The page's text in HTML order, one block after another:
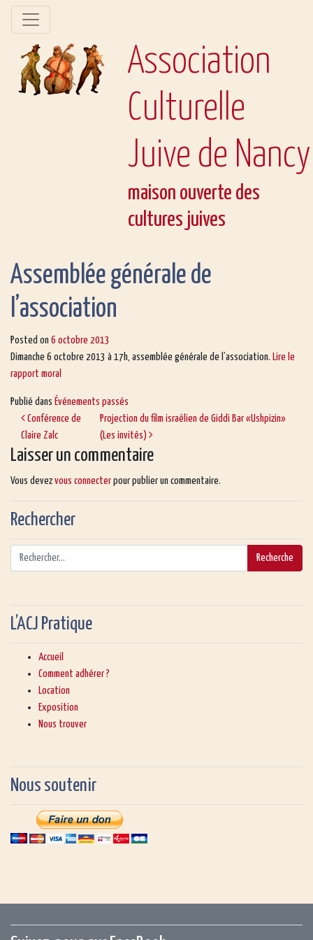
Association
Culturelle
Juive de Nancy
maison ouverte des
cultures juives
Assemblée générale de
l’association
Posted on 6 octobre 2013
Dimanche 6 octobre 2013 à 17h, assemblée générale de l’association. Lire le
rapport moral
Publié dans Événements passés
Conférence de
Claire Zalc
Projection du film israélien de Giddi Bar «Ushpizin»
(Les invités)
Laisser un commentaire
Vous devez vous connecter pour publier un commentaire.
Rechercher
L’ACJ Pratique
Accueil
Comment adhérer ?
Location
Exposition
Nous trouver
Nous soutenir